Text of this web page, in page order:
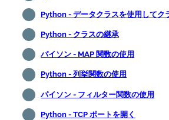
Python - データクラスを使用してク
Python - クラスの継承
パイソン - MAP 関数の使用
Python - 列挙関数の使用
パイソン - フィルター関数の使用
Python - TCP ポートを開く